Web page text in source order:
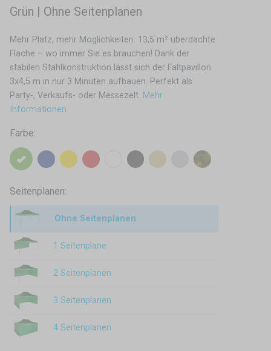
Grün | Ohne Seitenplanen
Mehr Platz, mehr Möglichkeiten. 13,5 m² überdachte
Fläche – wo immer Sie es brauchen! Dank der
stabilen Stahlkonstruktion lässt sich der Faltpavillon
3x4,5 m in nur 3 Minuten aufbauen. Perfekt als
Party-, Verkaufs- oder Messezelt. Mehr
Informationen
Farbe:
Seitenplanen:
Ohne Seitenplanen
1 Seitenplane
2 Seitenplanen
3 Seitenplanen
4 Seitenplanen